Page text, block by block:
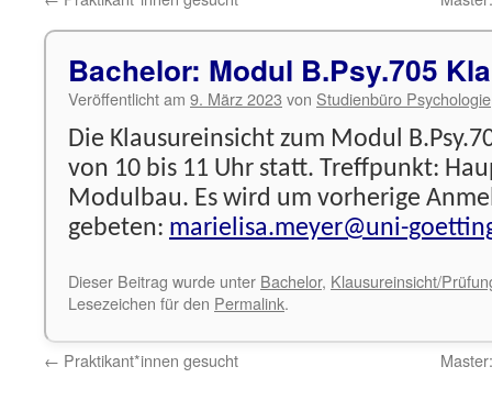
Bachelor: Modul B.Psy.705
Veröffentlicht am 9. März 2023 von Studienbüro Psychologie
Die Klausureinsicht zum Modul
von 10 bis 11 Uhr statt. Treffpunkt:
Modulbau. Es wird um vorherige
gebeten: marielisa.meyer@uni-
Dieser Beitrag wurde unter Bachelor, Klausureinsicht/
Lesezeichen für den Permalink.
← Praktikant*innen gesucht